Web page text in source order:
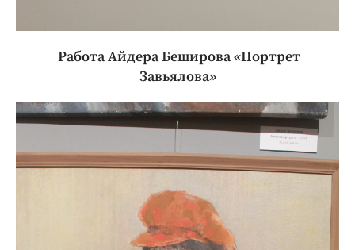
Работа Айдера Беширова «Портрет
Завьялова»